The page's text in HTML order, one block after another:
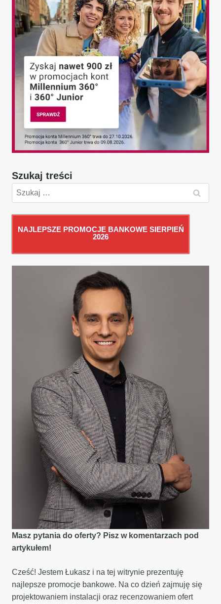
Szukaj treści
Szukaj:
NAJLEPSZE PROMOCJE BANKOWE SIERPIEŃ
2026
Masz pytania do oferty? Pisz w komentarzach pod
artykułem!
Cześć! Jestem Łukasz i na tej witrynie prezentuję
najlepsze promocje bankowe. Na co dzień zajmuję się
projektowaniem instalacji oraz recenzowaniem ofert